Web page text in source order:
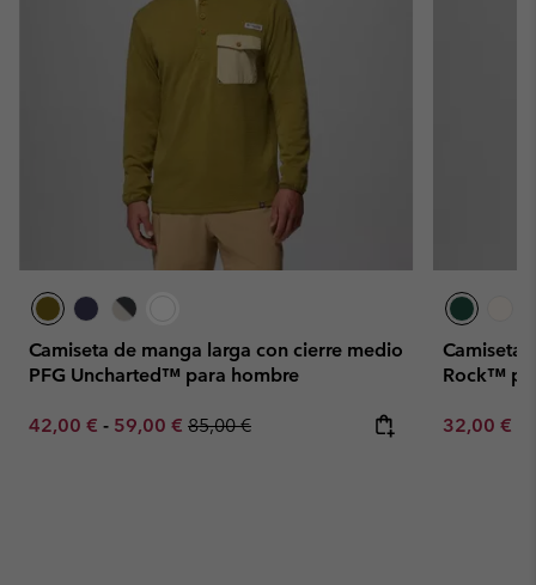
Camiseta de manga larga con cierre medio
PFG Uncharted™ para hombre
Minimum sale price:
42,00 € - Maximum sale price:
59,00 € Regular price:
85,00 €
Camiseta
Rock™
Minimum
32,00 €